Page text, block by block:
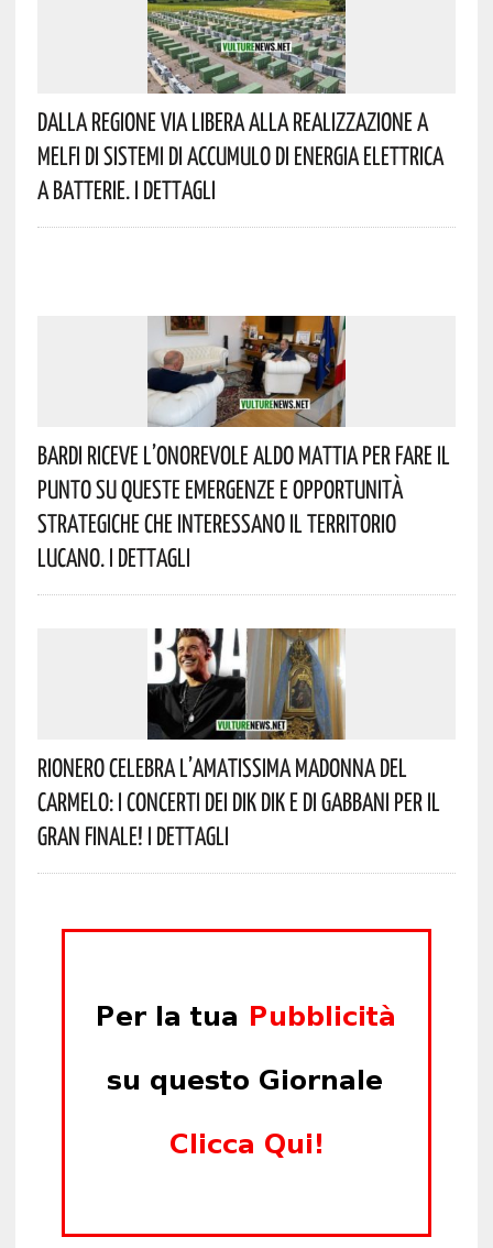
Dalla Regione Via Libera Alla Realizzazione A
Melfi Di Sistemi Di Accumulo Di Energia Elettrica
A Batterie. I Dettagli
Bardi Riceve L’onorevole Aldo Mattia Per Fare Il
Punto Su Queste Emergenze E Opportunità
Strategiche Che Interessano Il Territorio
Lucano. I Dettagli
Rionero Celebra L’amatissima Madonna Del
Carmelo: I Concerti Dei DIK DIK E Di Gabbani Per Il
Gran Finale! I Dettagli